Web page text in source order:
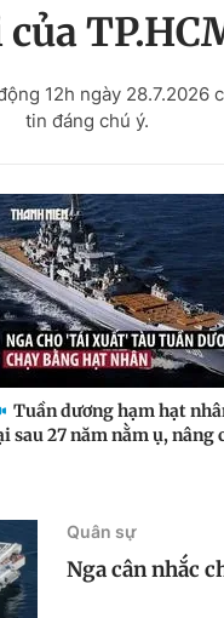
12h ngày 28.7.2026
tin đáng chú ý.
Tuần dương hạm hạt
sau 27 năm nằm ụ, nâng
Quân sự
Nga cân nhắc